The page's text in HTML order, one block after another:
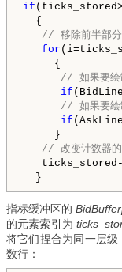
if
{
// 移除前半部
for
{
// 如果要
if
// 如果要绘
if
}
// 改变计数器
ticks_stored-
}
指标缓冲区的
的元素索引为
将它们捏合为同一层级
数行：